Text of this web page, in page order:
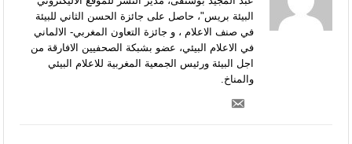
البيئة بريس"، حاصل على جائزة الحسن الثاني للبيئة
في صنف الاعلام ، و جائزة التعاون المغربي- الالماني
في الاعلام البيئي، عضو بشبكة الصحفيين الافارقة من
اجل البيئة ورئيس الجمعية المغربية للاعلام البيئي
والمناخ.